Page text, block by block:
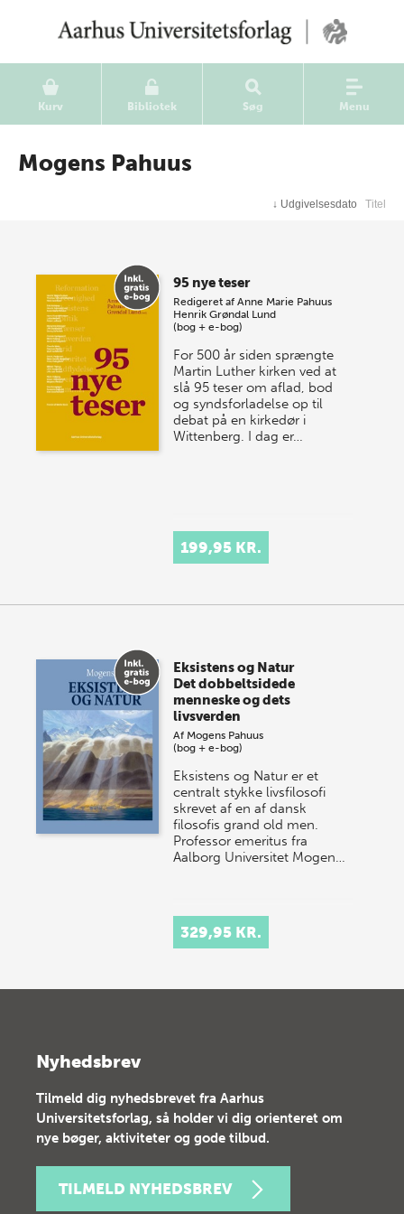
Kurv Bibliotek Søg Menu
Mogens Pahuus
↓ Udgivelsesdato Titel
95 nye teser
Redigeret afAnne Marie Pahuus
Henrik Grøndal Lund
(bog + e-bog)
For 500 år siden sprængte
Martin Luther kirken ved at
slå 95 teser om aflad, bod
og syndsforladelse op til
debat på en kirkedør i
Wittenberg. I dag er…
199,95 KR.
Eksistens og Natur
Det dobbeltsidede
menneske og dets
livsverden
Af Mogens Pahuus
(bog + e-bog)
Eksistens og Natur er et
centralt stykke livsfilosofi
skrevet af en af dansk
filosofis grand old men.
Professor emeritus fra
Aalborg Universitet Mogen…
329,95 KR.
Nyhedsbrev
Tilmeld dig nyhedsbrevet fra Aarhus
Universitetsforlag, så holder vi dig orienteret om
nye bøger, aktiviteter og gode tilbud.
TILMELD NYHEDSBREV